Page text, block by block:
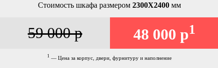
Стоимость шкафа размером 2300Х2400мм
59 000 р 48 000 р1
1 — Цена за корпус, двери, фурнитуру и наполнение